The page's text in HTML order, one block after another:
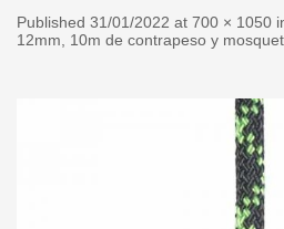
Published 31/01/2022 at 700 × 1050
12mm, 10m de contrapeso y